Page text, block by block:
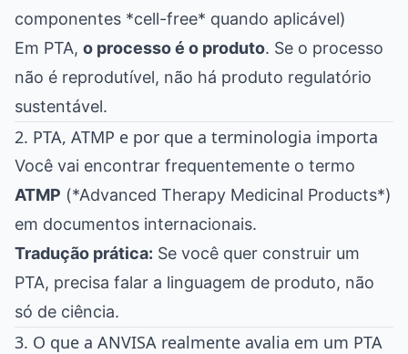
componentes *cell-free* quando aplicável)
Em PTA, o processo é o produto. Se o processo
não é reprodutível, não há produto regulatório
sustentável.
2. PTA, ATMP e por que a terminologia importa
Você vai encontrar frequentemente o termo
ATMP (*Advanced Therapy Medicinal Products*)
em documentos internacionais.
Tradução prática: Se você quer construir um
PTA, precisa falar a linguagem de produto, não
só de ciência.
3. O que a ANVISA realmente avalia em um PTA